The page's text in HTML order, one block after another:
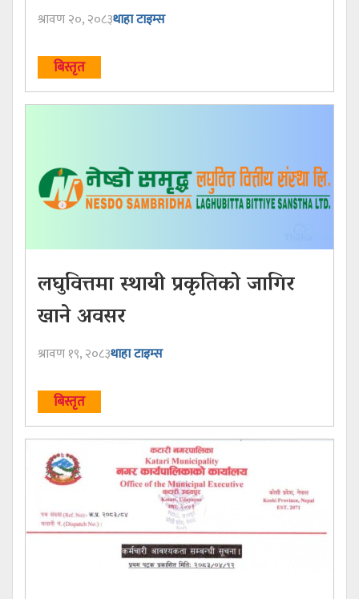
श्रावण २०, २०८३थाहा टाइम्स
बिस्तृत
लघुवित्तमा स्थायी प्रकृतिको जागिर
खाने अवसर
श्रावण १९, २०८३थाहा टाइम्स
बिस्तृत